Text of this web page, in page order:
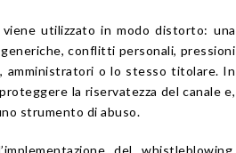
utilizzato in modo distorto: una
conflitti personali, pressioni
amministratori o lo stesso titolare. In
la riservatezza del canale e,
strumento di abuso.